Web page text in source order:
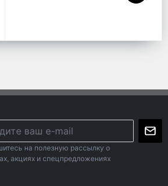
на полезную рассылку о
акциях и спецпредложениях